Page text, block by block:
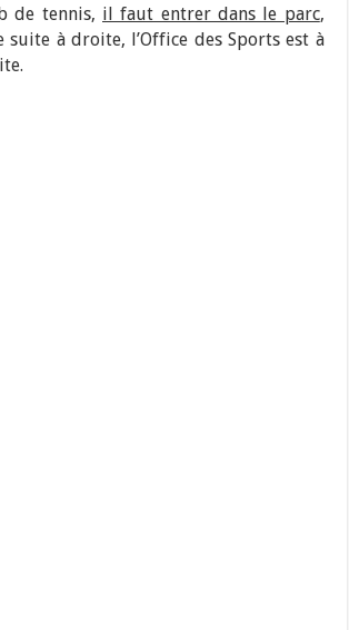
de tennis, il faut entrer dans le parc,
à droite, l’Office des Sports est à